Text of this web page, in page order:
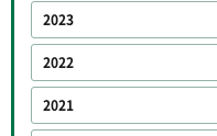
2023
2022
2021